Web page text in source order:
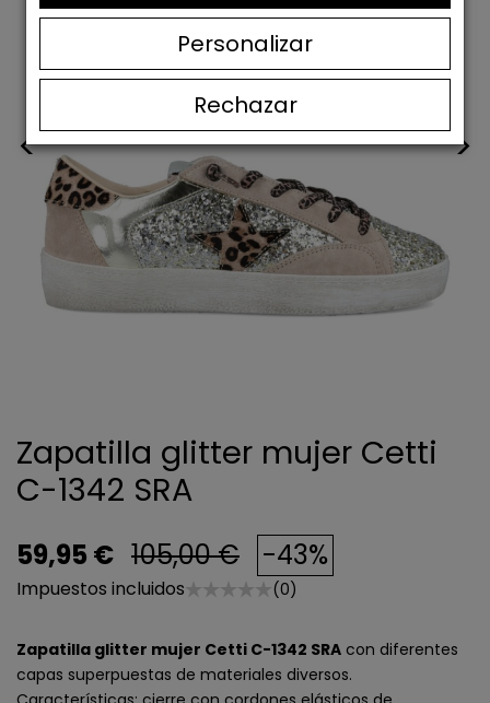
< >
Zapatilla glitter mujer Cetti
C-1342 SRA
59,95 € 105,00 € -43%
Impuestos incluidos (0)
Zapatilla glitter mujer Cetti C-1342 SRA con diferentes
capas superpuestas de materiales diversos.
Rechazar
Personalizar